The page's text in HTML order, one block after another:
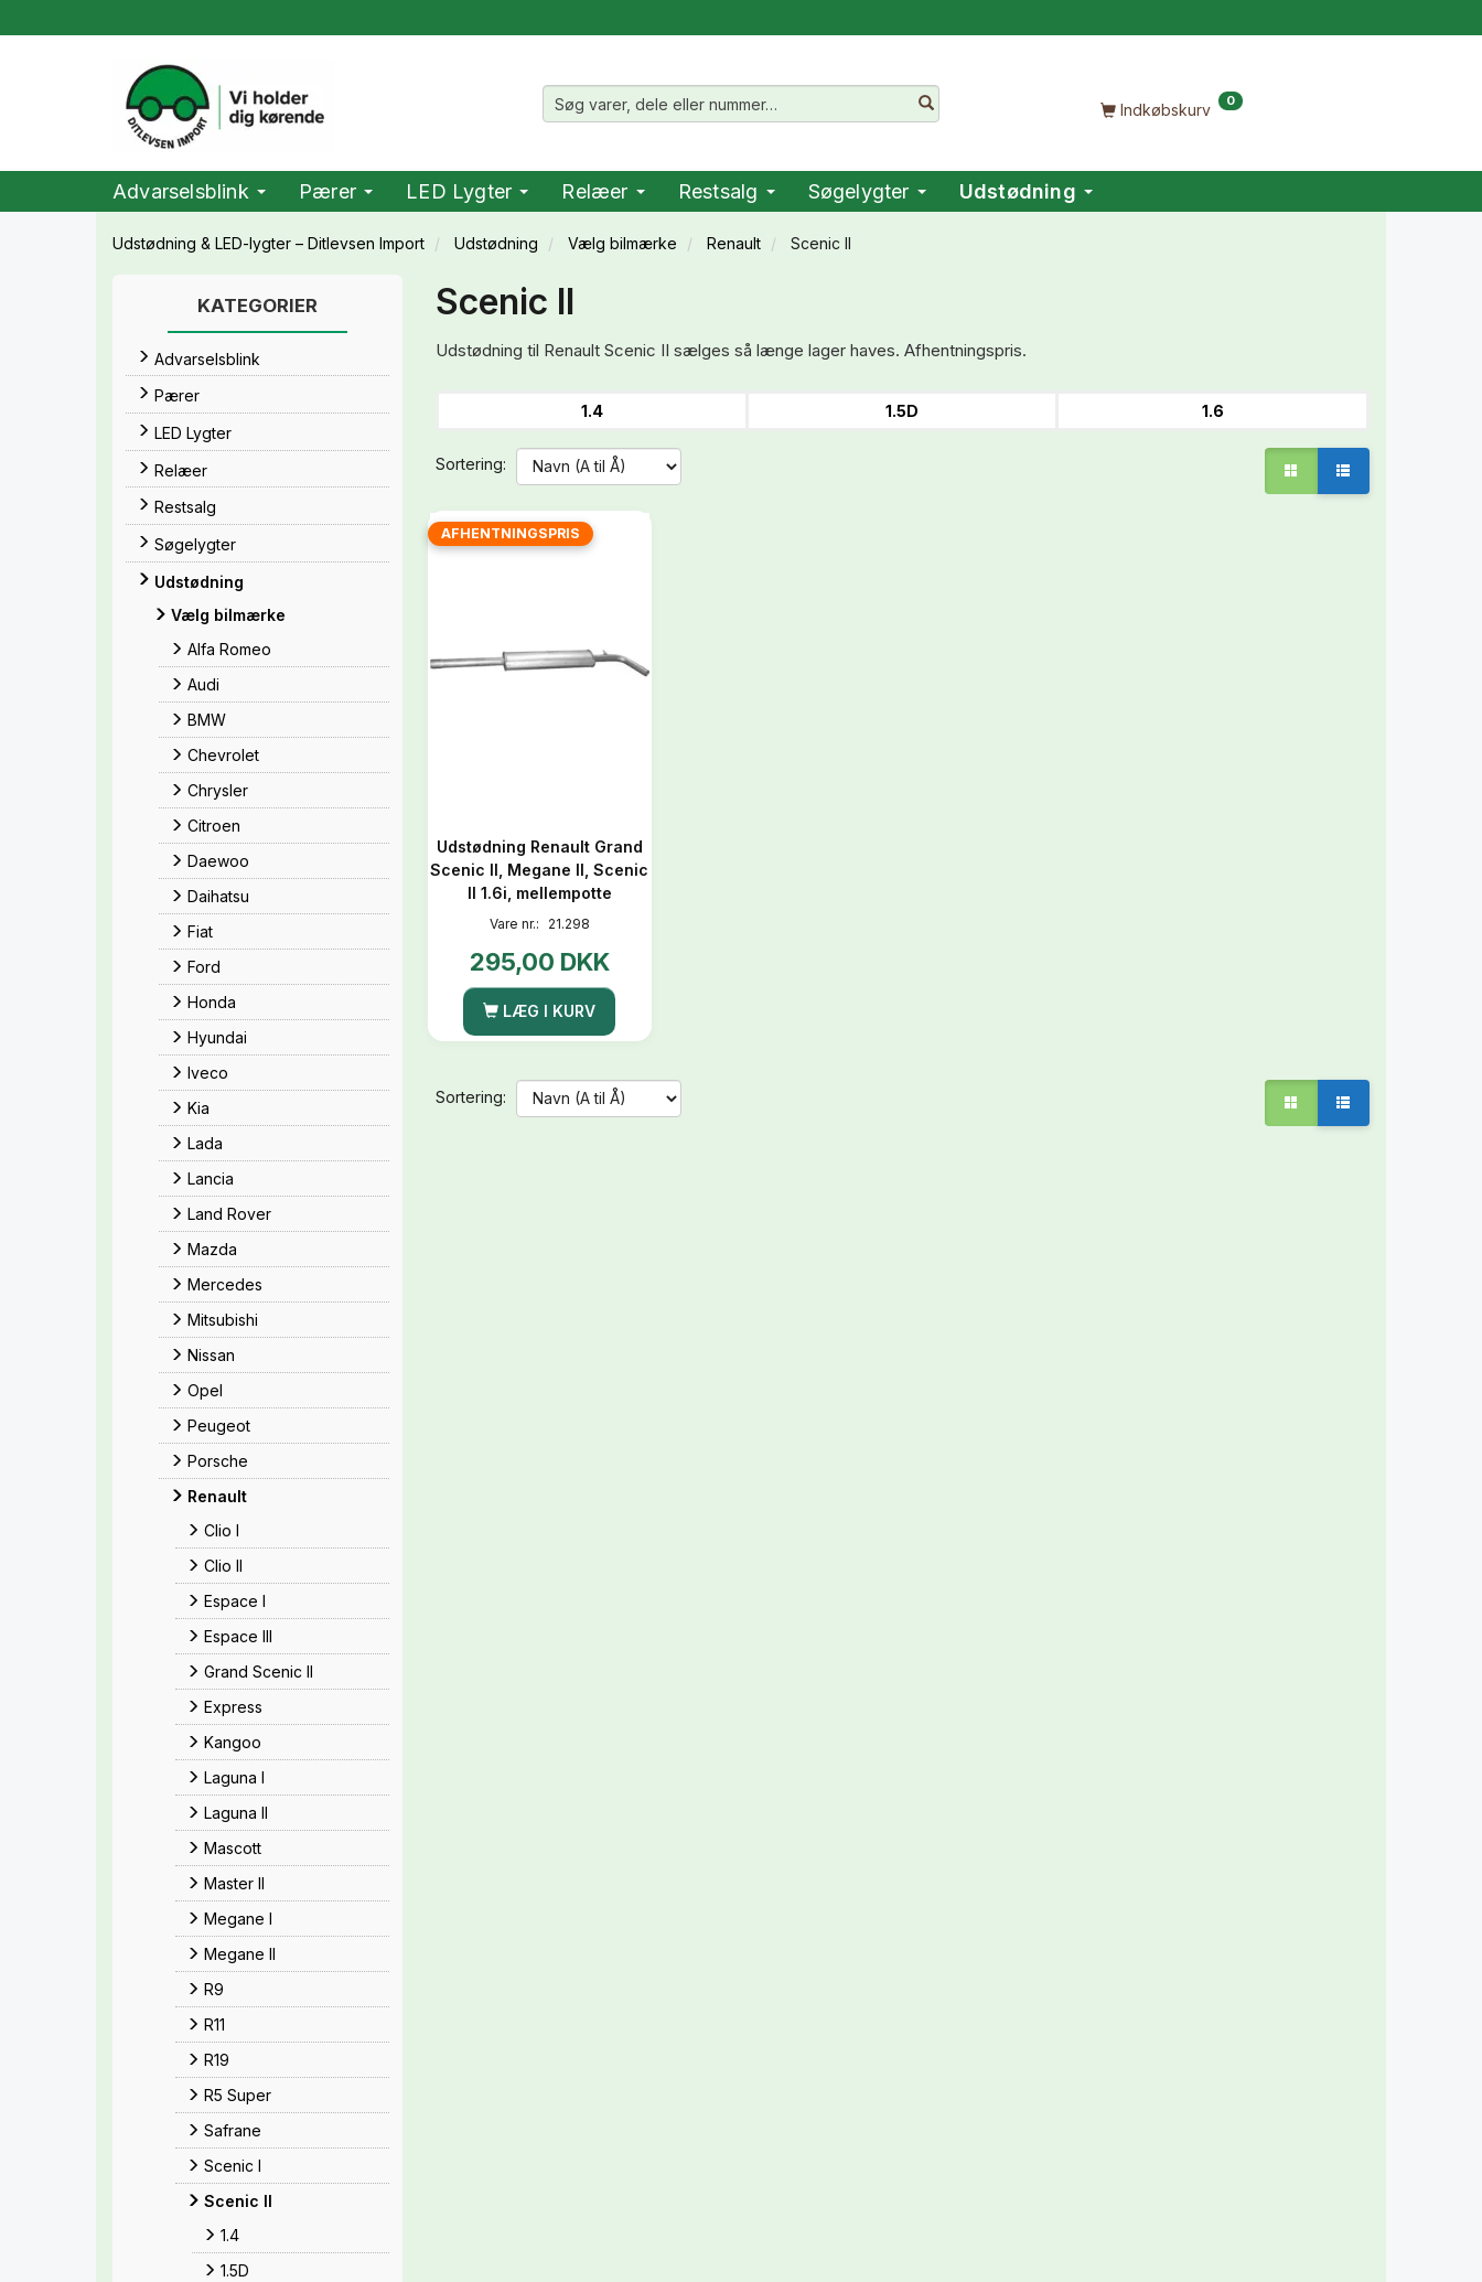
Indkøbskurv 0
Advarselsblink Pærer LED Lygter Relæer Restsalg Søgelygter Udstødning
Udstødning & LED-lygter – Ditlevsen Import Udstødning Vælg bilmærke Renault Scenic II
KATEGORIER
Advarselsblink
Pærer
LED Lygter
Relæer
Restsalg
Søgelygter
Udstødning
Vælg bilmærke
Alfa Romeo
Audi
BMW
Chevrolet
Chrysler
Citroen
Daewoo
Daihatsu
Fiat
Ford
Honda
Hyundai
Iveco
Kia
Lada
Lancia
Land Rover
Mazda
Mercedes
Mitsubishi
Nissan
Opel
Peugeot
Porsche
Renault
Clio I
Clio II
Espace I
Espace III
Grand Scenic II
Express
Kangoo
Laguna I
Laguna II
Mascott
Master II
Megane I
Megane II
R9
R11
R19
R5 Super
Safrane
Scenic I
Scenic II
1.4
1.5D
Scenic II
Udstødning til Renault Scenic II sælges så længe lager haves. Afhentningspris.
1.4 1.5D 1.6
Sortering:
AFHENTNINGSPRIS
Udstødning Renault Grand
Scenic II, Megane II, Scenic
II 1.6i, mellempotte
Vare nr.: 21.298
295,00 DKK
LÆG I KURV
Sortering: